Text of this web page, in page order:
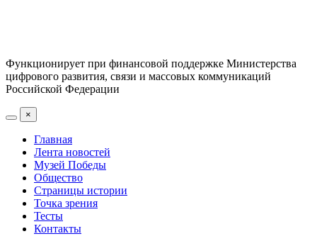
Функционирует при финансовой поддержке Министерства
цифрового развития, связи и массовых коммуникаций
Российской Федерации
×
Главная
Лента новостей
Музей Победы
Общество
Страницы истории
Точка зрения
Тесты
Контакты